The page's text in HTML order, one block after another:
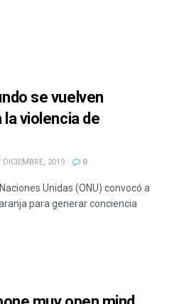
se vuelven
violencia de
2019 0
Unidas (ONU) convocó a
para generar conciencia